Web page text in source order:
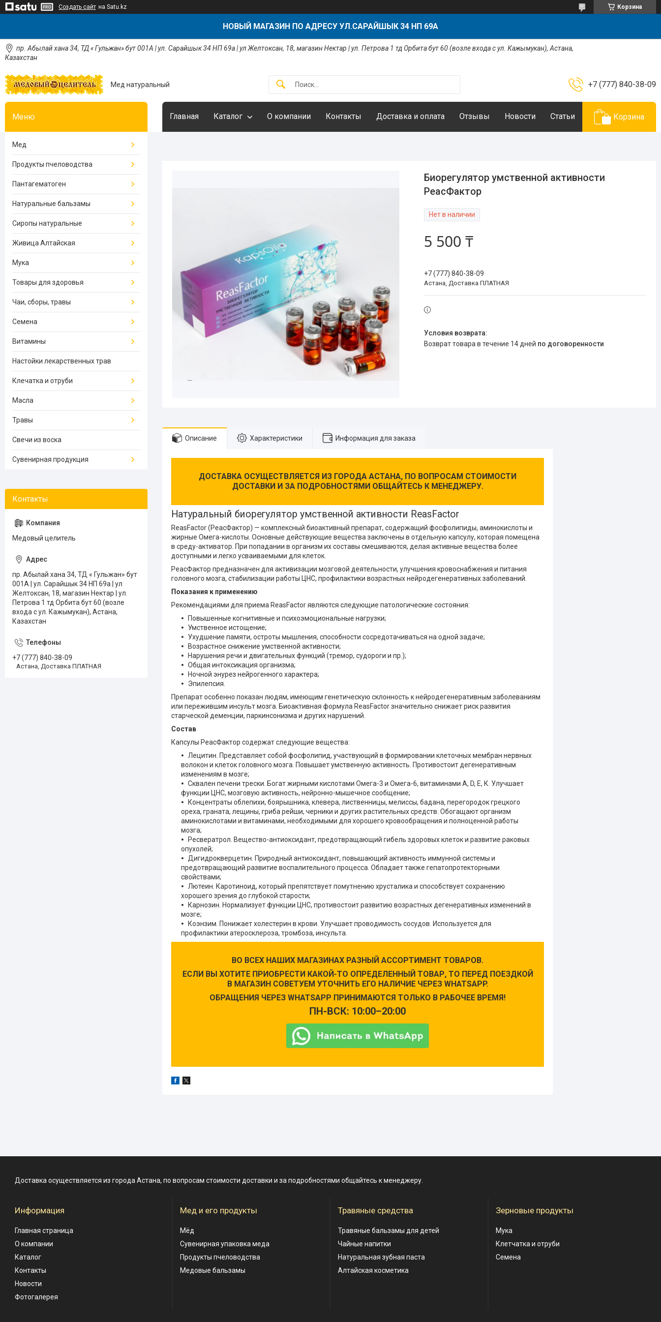
Создать сайт на Satu.kz Корзина
НОВЫЙ МАГАЗИН ПО АДРЕСУ УЛ.САРАЙШЫК 34 НП 69А
пр. Абылай хана 34, ТД « Гульжан» бут 001А | ул. Сарайшык 34 НП 69а | ул Желтоксан, 18, магазин Нектар | ул. Петрова 1 тд Орбита бут 60 (возле входа с ул. Кажымукан), Астана,
Казахстан
Мед натуральный +7 (777) 840-38-09
Главная Каталог О компании Контакты Доставка и оплата Отзывы Новости Статьи Корзина
Биорегулятор умственной активности
РеасФактор
Нет в наличии
5 500 ₸
+7 (777) 840-38-09
Астана, Доставка ПЛАТНАЯ
возврат товара в течение 14 дней по договоренности
Описание Характеристики Информация для заказа
ДОСТАВКА ОСУЩЕСТВЛЯЕТСЯ ИЗ ГОРОДА АСТАНА, ПО ВОПРОСАМ СТОИМОСТИ
ДОСТАВКИ И ЗА ПОДРОБНОСТЯМИ ОБЩАЙТЕСЬ К МЕНЕДЖЕРУ.
Натуральный биорегулятор умственной активности ReasFactor
ReasFactor (РеасФактор) — комплексный биоактивный препарат, содержащий фосфолипиды, аминокислоты и
жирные Омега-кислоты. Основные действующие вещества заключены в отдельную капсулу, которая помещена
в среду-активатор. При попадании в организм их составы смешиваются, делая активные вещества более
доступными и легко усваиваемыми для клеток.
РеасФактор предназначен для активизации мозговой деятельности, улучшения кровоснабжения и питания
головного мозга, стабилизации работы ЦНС, профилактики возрастных нейродегенеративных заболеваний.
Показания к применению
Рекомендациями для приема ReasFactor являются следующие патологические состояния:
Повышенные когнитивные и психоэмоциональные нагрузки;
Умственное истощение;
Ухудшение памяти, остроты мышления, способности сосредотачиваться на одной задаче;
Возрастное снижение умственной активности;
Нарушения речи и двигательных функций (тремор, судороги и пр.);
Общая интоксикация организма;
Ночной энурез нейрогенного характера;
Эпилепсия.
Препарат особенно показан людям, имеющим генетическую склонность к нейродегенеративным заболеваниям
или пережившим инсульт мозга. Биоактивная формула ReasFactor значительно снижает риск развития
старческой деменции, паркинсонизма и других нарушений.
Состав
Капсулы РеасФактор содержат следующие вещества:
Лецитин. Представляет собой фосфолипид, участвующий в формировании клеточных мембран нервных
волокон и клеток головного мозга. Повышает умственную активность. Противостоит дегенеративным
изменениям в мозге;
Сквален печени трески. Богат жирными кислотами Омега-3 и Омега-6, витаминами А, D, Е, К. Улучшает
функции ЦНС, мозговую активность, нейронно-мышечное сообщение;
Концентраты облепихи, боярышника, клевера, лиственницы, мелиссы, бадана, перегородок грецкого
ореха, граната, лещины, гриба рейши, черники и других растительных средств. Обогащают организм
аминокислотами и витаминами, необходимыми для хорошего кровообращения и полноценной работы
мозга;
Ресвератрол. Вещество-антиоксидант, предотвращающий гибель здоровых клеток и развитие раковых
опухолей;
Дигидрокверцетин. Природный антиоксидант, повышающий активность иммунной системы и
предотвращающий развитие воспалительного процесса. Обладает также гепатопротекторными
свойствами;
Лютеин. Каротиноид, который препятствует помутнению хрусталика и способствует сохранению
хорошего зрения до глубокой старости;
Карнозин. Нормализует функции ЦНС, противостоит развитию возрастных дегенеративных изменений в
мозге;
Коэнзим. Понижает холестерин в крови. Улучшает проводимость сосудов. Используется для
профилактики атеросклероза, тромбоза, инсульта.
ВО ВСЕХ НАШИХ МАГАЗИНАХ РАЗНЫЙ АССОРТИМЕНТ ТОВАРОВ.
ЕСЛИ ВЫ ХОТИТЕ ПРИОБРЕСТИ КАКОЙ-ТО ОПРЕДЕЛЕННЫЙ ТОВАР, ТО ПЕРЕД ПОЕЗДКОЙ
В МАГАЗИН СОВЕТУЕМ УТОЧНИТЬ ЕГО НАЛИЧИЕ ЧЕРЕЗ WHATSAPP.
ОБРАЩЕНИЯ ЧЕРЕЗ WHATSAPP ПРИНИМАЮТСЯ ТОЛЬКО В РАБОЧЕЕ ВРЕМЯ!
ПН-ВСК: 10:00–20:00
Мед
Продукты пчеловодства
Пантагематоген
Натуральные бальзамы
Сиропы натуральные
Живица Алтайская
Мука
Товары для здоровья
Чаи, сборы, травы
Семена
Витамины
Настойки лекарственных трав
Клечатка и отруби
Масла
Травы
Свечи из воска
Сувенирная продукция
Медовый целитель
пр. Абылай хана 34, ТД « Гульжан» бут
001А | ул. Сарайшык 34 НП 69а | ул
Желтоксан, 18, магазин Нектар | ул.
Петрова 1 тд Орбита бут 60 (возле
входа с ул. Кажымукан), Астана,
Казахстан
+7 (777) 840-38-09
Астана, Доставка ПЛАТНАЯ
Доставка осуществляется из города Астана, по вопросам стоимости доставки и за подробностями общайтесь к менеджеру.
Информация
Главная страница
О компании
Каталог
Контакты
Новости
Фотогалерея
Мед и его продукты
Мёд
Сувенирная упаковка меда
Продукты пчеловодства
Медовые бальзамы
Травяные средства
Травяные бальзамы для детей
Чайные напитки
Натуральная зубная паста
Алтайская косметика
Зерновые продукты
Мука
Клетчатка и отруби
Семена